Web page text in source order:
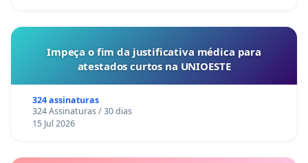
Impeça o fim da justificativa médica para
atestados curtos na UNIOESTE
324 assinaturas
324 Assinaturas / 30 dias
15 Jul 2026